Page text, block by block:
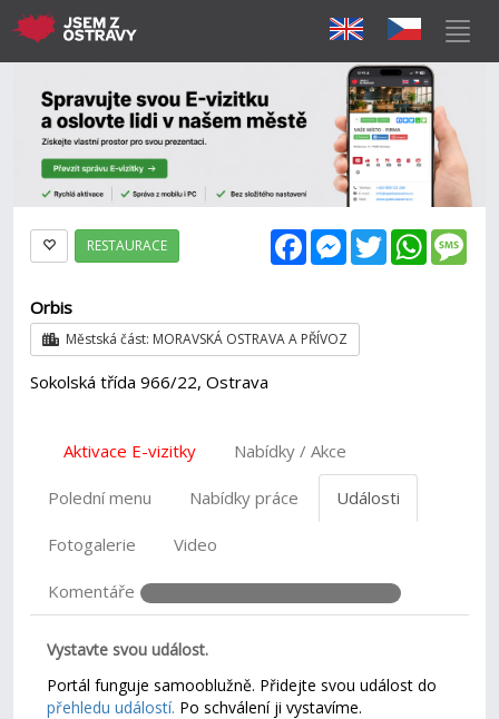
FacebookMessenger
Twitter
RESTAURACE
Orbis
Městská část: MORAVSKÁ OSTRAVA A PŘÍVOZ
Sokolská třída 966/22, Ostrava
Aktivace E-vizitky Nabídky / Akce
Polední menu Nabídky práce Události
Fotogalerie Video
Komentáře
Vystavte svou událost.
Portál funguje samooblužně. Přidejte svou událost do
přehledu událostí. Po schválení ji vystavíme.